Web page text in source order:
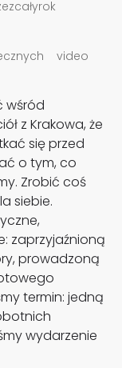
video
wśród
z Krakowa, że
się przed
o tym, co
Zrobić coś
siebie.
zaprzyjaźnioną
prowadzoną
termin: jedną
wydarzenie